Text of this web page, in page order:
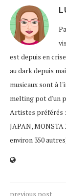
est depuis en
au dark depuis
musicaux sont à
melting pot d'un
Artistes préférés
JAPAN, MONSTA
environ 350
previous post